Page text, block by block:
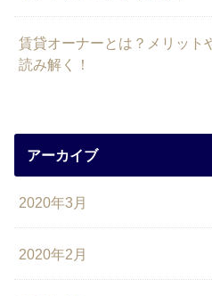
賃貸オーナーとは？メリット
読み解く！
アーカイブ
2020年3月
2020年2月